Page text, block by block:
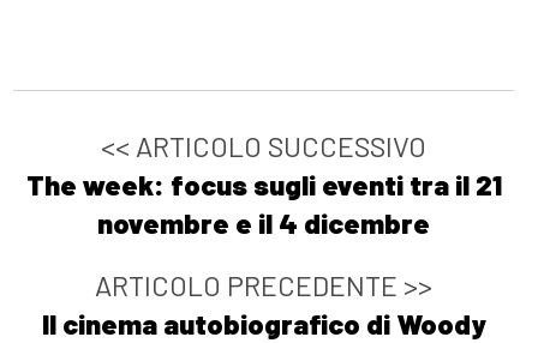
<< ARTICOLO SUCCESSIVO
The week: focus sugli eventi tra il 21
novembre e il 4 dicembre
ARTICOLO PRECEDENTE >>
Il cinema autobiografico di Woody